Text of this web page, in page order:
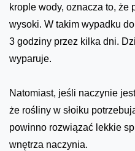
krople wody, oznacza to, że
wysoki. W takim wypadku
3 godziny przez kilka dni.
wyparuje.
Natomiast, jeśli naczynie
że rośliny w słoiku
powinno rozwiązać lekkie
wnętrza naczynia.